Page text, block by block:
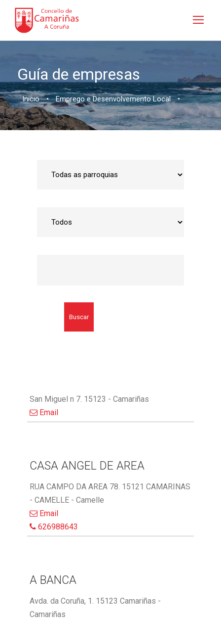
Guía de empresas
Inicio • Emprego e Desenvolvemento Local •
Buscar
San Miguel n 7. 15123 - Camariñas
Email
CASA ANGEL DE AREA
RUA CAMPO DA AREA 78. 15121 CAMARINAS
- CAMELLE - Camelle
Email
626988643
A BANCA
Avda. da Coruña, 1. 15123 Camariñas -
Camariñas